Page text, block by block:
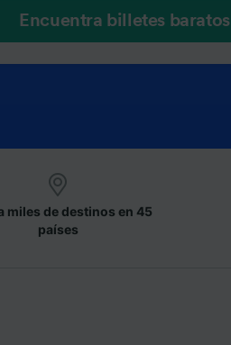
Encuentra billetes baratos
miles de destinos en 45
países